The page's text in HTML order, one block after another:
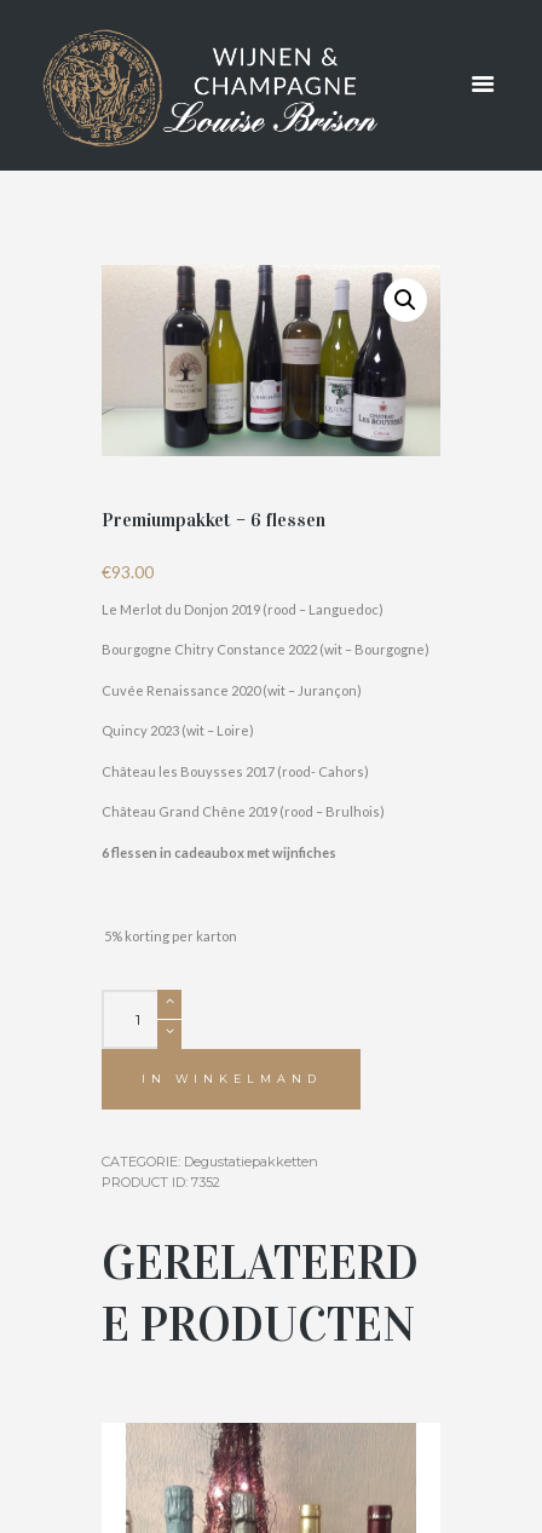
PAKKET –
6 FLESSEN
Premiumpakket – 6 flessen
€93.00
Le Merlot du Donjon 2019 (rood – Languedoc)
Bourgogne Chitry Constance 2022 (wit – Bourgogne)
Cuvée Renaissance 2020 (wit – Jurançon)
Quincy 2023 (wit – Loire)
Château les Bouysses 2017 (rood- Cahors)
Château Grand Chêne 2019 (rood – Brulhois)
6 flessen in cadeaubox met wijnfiches
5% korting per karton
Premiumpakket
IN WINKELMAND
CATEGORIE: Degustatiepakketten
PRODUCT ID: 7352
GERELATEERD
E PRODUCTEN